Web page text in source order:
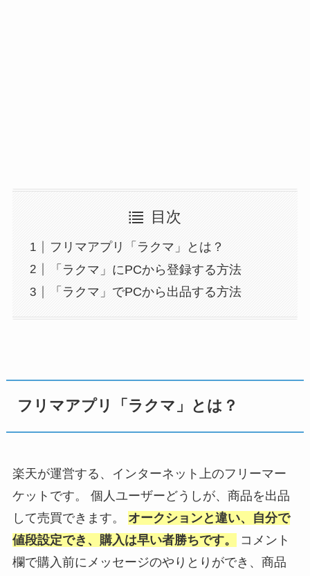
目次
フリマアプリ「ラクマ」とは？
「ラクマ」にPCから登録する方法
「ラクマ」でPCから出品する方法
フリマアプリ「ラクマ」とは？
楽天が運営する、インターネット上のフリーマー
ケットです。 個人ユーザーどうしが、商品を出品
して売買できます。 オークションと違い、自分で
値段設定でき、購入は早い者勝ちです。
コメント
欄で購入前にメッセージのやりとりができ、商品